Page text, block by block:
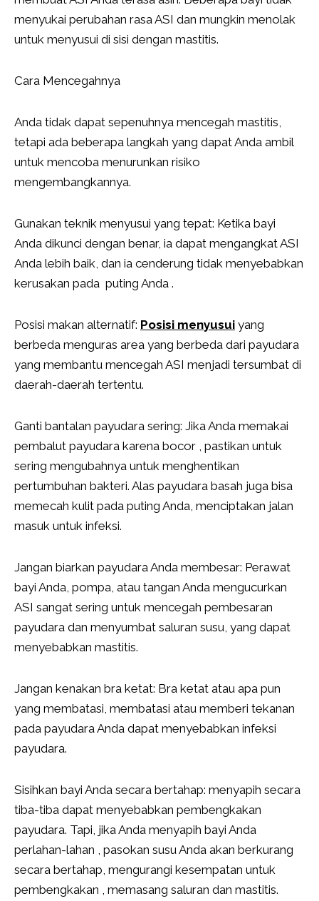
menyukai perubahan rasa ASI dan mungkin menolak
untuk menyusui di sisi dengan mastitis.
Cara Mencegahnya
Anda tidak dapat sepenuhnya mencegah mastitis,
tetapi ada beberapa langkah yang dapat Anda ambil
untuk mencoba menurunkan risiko
mengembangkannya.
Gunakan teknik menyusui yang tepat: Ketika bayi
Anda dikunci dengan benar, ia dapat mengangkat ASI
Anda lebih baik, dan ia cenderung tidak menyebabkan
kerusakan pada puting Anda .
Posisi makan alternatif: Posisi menyusui yang
berbeda menguras area yang berbeda dari payudara
yang membantu mencegah ASI menjadi tersumbat di
daerah-daerah tertentu.
Ganti bantalan payudara sering: Jika Anda memakai
pembalut payudara karena bocor , pastikan untuk
sering mengubahnya untuk menghentikan
pertumbuhan bakteri. Alas payudara basah juga bisa
memecah kulit pada puting Anda, menciptakan jalan
masuk untuk infeksi.
Jangan biarkan payudara Anda membesar: Perawat
bayi Anda, pompa, atau tangan Anda mengucurkan
ASI sangat sering untuk mencegah pembesaran
payudara dan menyumbat saluran susu, yang dapat
menyebabkan mastitis.
Jangan kenakan bra ketat: Bra ketat atau apa pun
yang membatasi, membatasi atau memberi tekanan
pada payudara Anda dapat menyebabkan infeksi
payudara.
Sisihkan bayi Anda secara bertahap: menyapih secara
tiba-tiba dapat menyebabkan pembengkakan
payudara. Tapi, jika Anda menyapih bayi Anda
perlahan-lahan , pasokan susu Anda akan berkurang
secara bertahap, mengurangi kesempatan untuk
pembengkakan , memasang saluran dan mastitis.